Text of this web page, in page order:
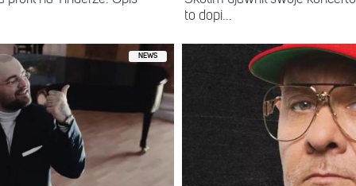
to dopi...
NEWS